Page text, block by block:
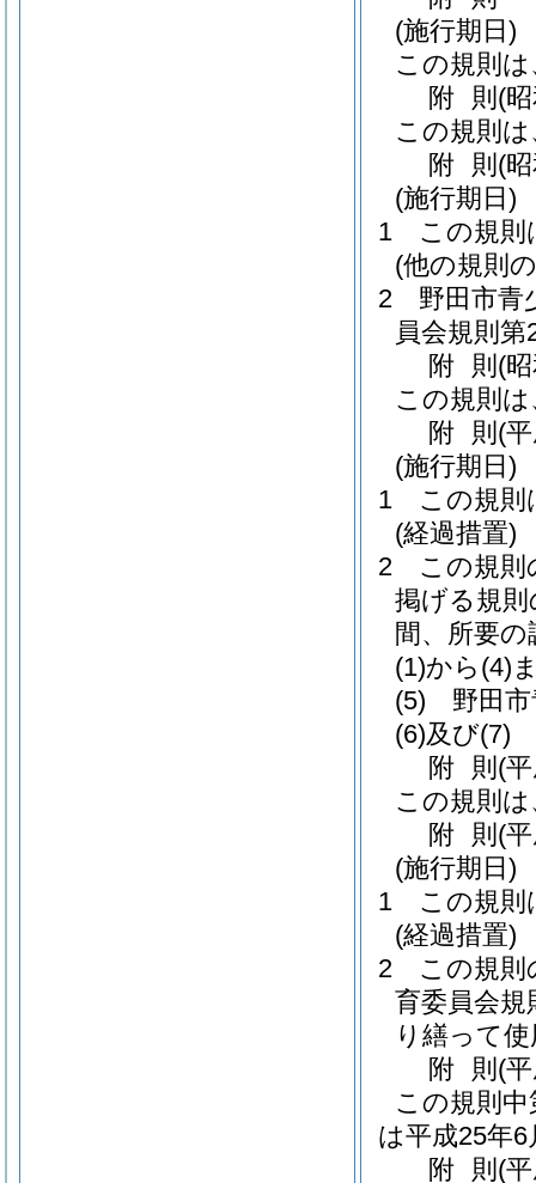
(施行期日)
この規則
附 則 (
この規則
附 則 (
(施行期日)
1
この規則
(他の規則
2
野田市青
員会規則第
附 則 (
この規則
附 則 (
(施行期日)
1
この規則
(経過措置)
2
この規則
掲げる規
間、所要
(1)から(4)
(5)
野田
(6)及び(7)
附 則 (
この規則
附 則 (
(施行期日)
1
この規則
(経過措置)
2
この規則
育委員会
り繕って
附 則 (
この規則
は平成25年
附 則 (